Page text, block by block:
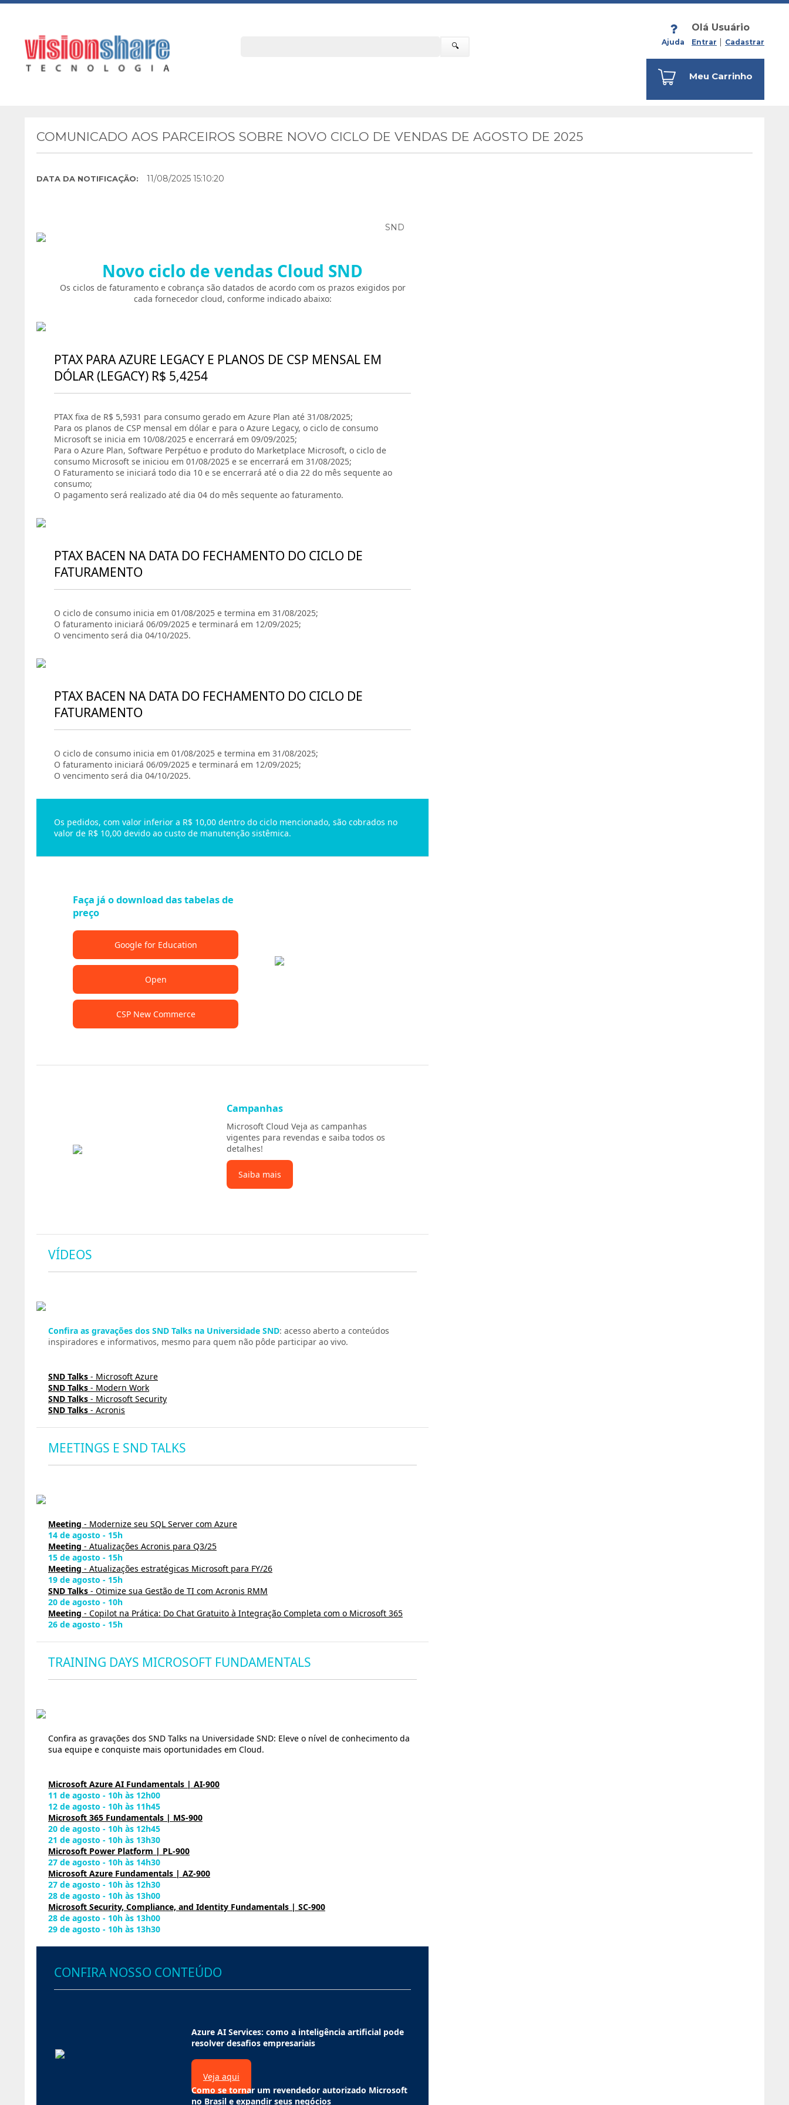
🔍 Ajuda
Olá Usuário
Entrar Cadastrar
Meu Carrinho
COMUNICADO AOS PARCEIROS SOBRE NOVO CICLO DE VENDAS DE AGOSTO DE 2025
DATA DA NOTIFICAÇÃO: 11/08/2025 15:10:20
SND
Novo ciclo de vendas Cloud SND
Os ciclos de faturamento e cobrança são datados de acordo com os prazos exigidos por
cada fornecedor cloud, conforme indicado abaixo:
PTAX PARA AZURE LEGACY E PLANOS DE CSP MENSAL EM
DÓLAR (LEGACY) R$ 5,4254
PTAX fixa de R$ 5,5931 para consumo gerado em Azure Plan até 31/08/2025;
Para os planos de CSP mensal em dólar e para o Azure Legacy, o ciclo de consumo
Microsoft se inicia em 10/08/2025 e encerrará em 09/09/2025;
Para o Azure Plan, Software Perpétuo e produto do Marketplace Microsoft, o ciclo de
consumo Microsoft se iniciou em 01/08/2025 e se encerrará em 31/08/2025;
O Faturamento se iniciará todo dia 10 e se encerrará até o dia 22 do mês sequente ao
consumo;
O pagamento será realizado até dia 04 do mês sequente ao faturamento.
PTAX BACEN NA DATA DO FECHAMENTO DO CICLO DE
FATURAMENTO
O ciclo de consumo inicia em 01/08/2025 e termina em 31/08/2025;
O faturamento iniciará 06/09/2025 e terminará em 12/09/2025;
O vencimento será dia 04/10/2025.
PTAX BACEN NA DATA DO FECHAMENTO DO CICLO DE
FATURAMENTO
O ciclo de consumo inicia em 01/08/2025 e termina em 31/08/2025;
O faturamento iniciará 06/09/2025 e terminará em 12/09/2025;
O vencimento será dia 04/10/2025.
Os pedidos, com valor inferior a R$ 10,00 dentro do ciclo mencionado, são cobrados no
valor de R$ 10,00 devido ao custo de manutenção sistêmica.
Faça já o download das tabelas de
preço
Google for Education
Open
CSP New Commerce
Campanhas
Microsoft Cloud Veja as campanhas
vigentes para revendas e saiba todos os
detalhes!
Saiba mais
VÍDEOS
Confira as gravações dos SND Talks na Universidade SND: acesso aberto a conteúdos
inspiradores e informativos, mesmo para quem não pôde participar ao vivo.
SND Talks - Microsoft Azure
SND Talks - Modern Work
SND Talks - Microsoft Security
SND Talks - Acronis
MEETINGS E SND TALKS
Meeting - Modernize seu SQL Server com Azure
14 de agosto - 15h
Meeting - Atualizações Acronis para Q3/25
15 de agosto - 15h
Meeting - Atualizações estratégicas Microsoft para FY/26
19 de agosto - 15h
SND Talks - Otimize sua Gestão de TI com Acronis RMM
20 de agosto - 10h
Meeting - Copilot na Prática: Do Chat Gratuito à Integração Completa com o Microsoft 365
26 de agosto - 15h
TRAINING DAYS MICROSOFT FUNDAMENTALS
Confira as gravações dos SND Talks na Universidade SND: Eleve o nível de conhecimento da
sua equipe e conquiste mais oportunidades em Cloud.
Microsoft Azure AI Fundamentals | AI-900
11 de agosto - 10h às 12h00
12 de agosto - 10h às 11h45
Microsoft 365 Fundamentals | MS-900
20 de agosto - 10h às 12h45
21 de agosto - 10h às 13h30
Microsoft Power Platform | PL-900
27 de agosto - 10h às 14h30
Microsoft Azure Fundamentals | AZ-900
27 de agosto - 10h às 12h30
28 de agosto - 10h às 13h00
Microsoft Security, Compliance, and Identity Fundamentals | SC-900
28 de agosto - 10h às 13h00
29 de agosto - 10h às 13h30
CONFIRA NOSSO CONTEÚDO
Azure AI Services: como a inteligência artificial pode
resolver desafios empresariais
Veja aqui
Como se tornar um revendedor autorizado Microsoft
no Brasil e expandir seus negócios